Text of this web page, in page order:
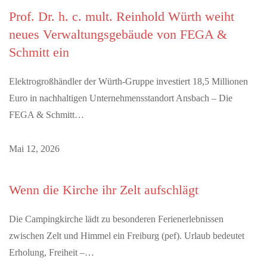
Prof. Dr. h. c. mult. Reinhold Würth weiht
neues Verwaltungsgebäude von FEGA &
Schmitt ein
Elektrogroßhändler der Würth-Gruppe investiert 18,5 Millionen
Euro in nachhaltigen Unternehmensstandort Ansbach – Die
FEGA & Schmitt…
Mai 12, 2026
Wenn die Kirche ihr Zelt aufschlägt
Die Campingkirche lädt zu besonderen Ferienerlebnissen
zwischen Zelt und Himmel ein Freiburg (pef). Urlaub bedeutet
Erholung, Freiheit –…